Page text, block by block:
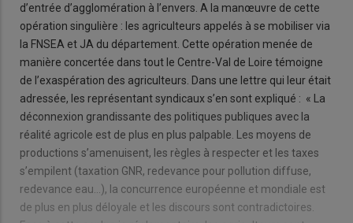
d’entrée d’agglomération à l’envers. A la manœuvre de cette
opération singulière : les agriculteurs appelés à se mobiliser via
la FNSEA et JA du département. Cette opération menée de
manière concertée dans tout le Centre-Val de Loire témoigne
de l’exaspération des agriculteurs. Dans une lettre qui leur était
adressée, les représentant syndicaux s’en sont expliqué : « La
déconnexion grandissante des politiques publiques avec la
réalité agricole est de plus en plus palpable. Les moyens de
productions s’amenuisent, les règles à respecter et les taxes
s’empilent (taxation GNR, redevance pour pollution diffuse,
redevance eau…), la concurrence européenne et mondiale est
de plus en plus déloyale et les discours sont contradictoires.